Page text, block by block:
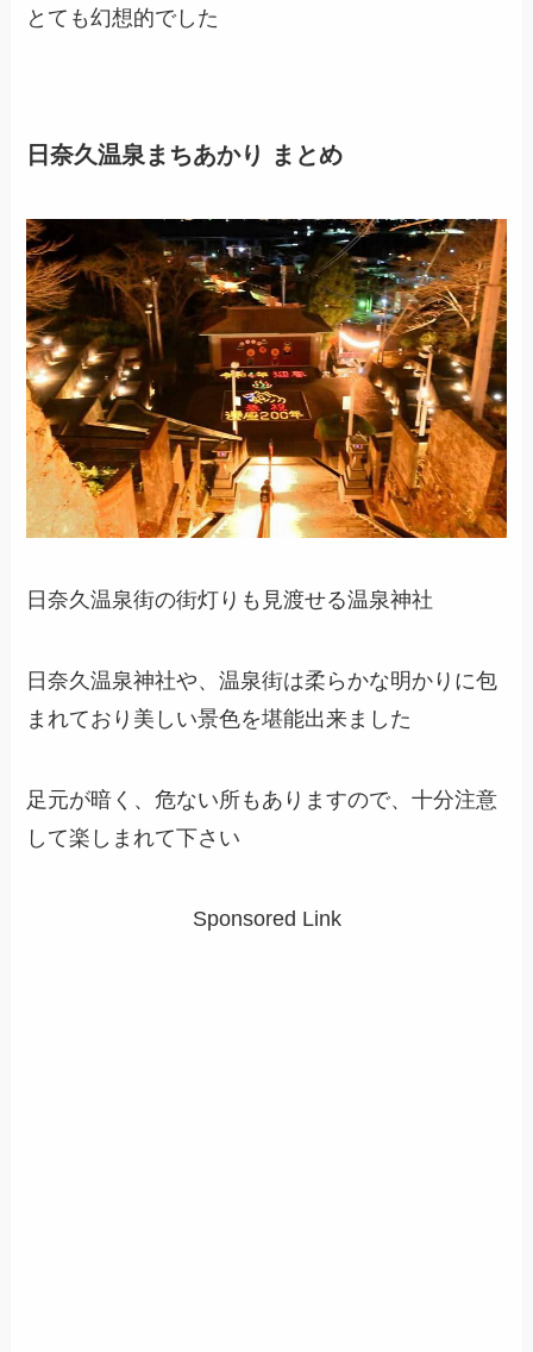
とても幻想的でした
日奈久温泉まちあかり まとめ
日奈久温泉街の街灯りも見渡せる温泉神社
日奈久温泉神社や、温泉街は柔らかな明かりに包
まれており美しい景色を堪能出来ました
足元が暗く、危ない所もありますので、十分注意
して楽しまれて下さい
Sponsored Link